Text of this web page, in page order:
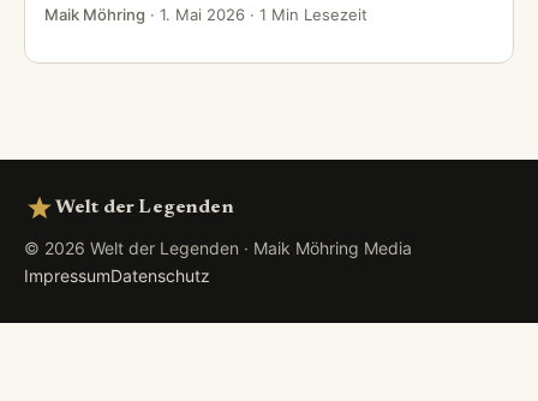
Maik Möhring · 1. Mai 2026 · 1 Min Lesezeit
Welt der Legenden
© 2026 Welt der Legenden · Maik Möhring Media
ImpressumDatenschutz